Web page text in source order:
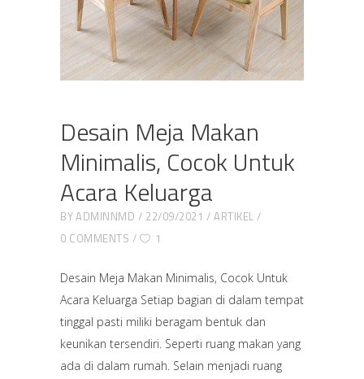
Desain Meja Makan
Minimalis, Cocok Untuk
Acara Keluarga
BYADMINNMD 22/09/2021
ARTIKEL
0 COMMENTS
1
Desain Meja Makan Minimalis, Cocok Untuk
Acara Keluarga Setiap bagian di dalam tempat
tinggal pasti miliki beragam bentuk dan
keunikan tersendiri. Seperti ruang makan yang
ada di dalam rumah. Selain menjadi ruang